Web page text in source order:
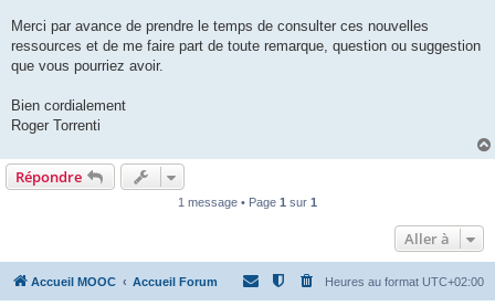
Merci par avance de prendre le temps de consulter ces nouvelles
ressources et de me faire part de toute remarque, question ou suggestion
que vous pourriez avoir.
Bien cordialement
Roger Torrenti
Répondre
1 message • Page 1 sur 1
Aller à
Accueil MOOC Accueil Forum Heures au format UTC+02:00